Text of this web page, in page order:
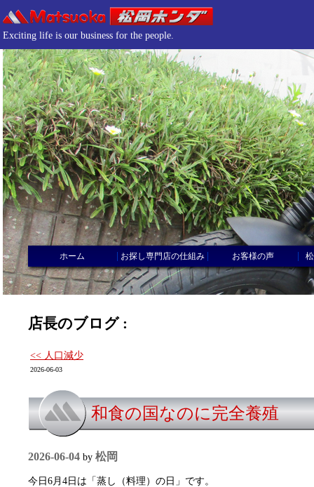
Exciting life is our business for the people.
ホーム お探し専門店の仕組み お客様の声
店長のブログ :
<< 人口減少
2026-06-03
和食の国なのに完全養殖
2026-06-04 by 松岡
今日6月4日は「蒸し（料理）の日」です。